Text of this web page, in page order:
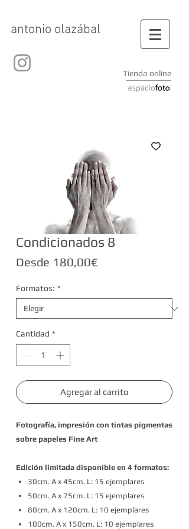
antonio olazábal
Tienda online
Condicionados 8
Desde 180,00€
Formatos: *
Cantidad *
Agregar al carrito
Fotografía, impresión con tintas pigmentas
sobre papeles Fine Art
Edición limitada disponible en 4 formatos:
30cm. A x 45cm. L: 15 ejemplares
50cm. A x 75cm. L: 15 ejemplares
80cm. A x 120cm. L: 10 ejemplares
100cm. A x 150cm. L: 10 ejemplares